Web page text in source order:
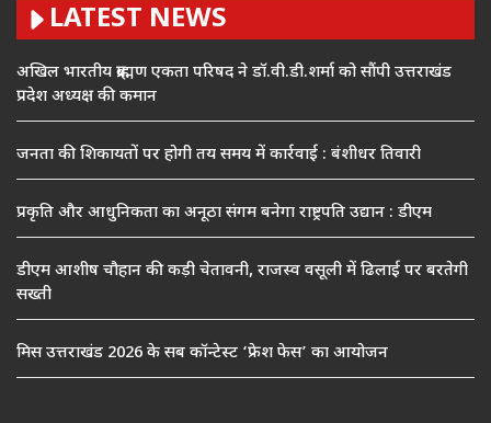
LATEST NEWS
अखिल भारतीय ब्राह्मण एकता परिषद ने डॉ.वी.डी.शर्मा को सौंपी उत्तराखंड
प्रदेश अध्यक्ष की कमान
जनता की शिकायतों पर होगी तय समय में कार्रवाई : बंशीधर तिवारी
प्रकृति और आधुनिकता का अनूठा संगम बनेगा राष्ट्रपति उद्यान : डीएम
डीएम आशीष चौहान की कड़ी चेतावनी, राजस्व वसूली में ढिलाई पर बरतेगी
सख्ती
मिस उत्तराखंड 2026 के सब कॉन्टेस्ट ‘फ्रेश फेस’ का आयोजन